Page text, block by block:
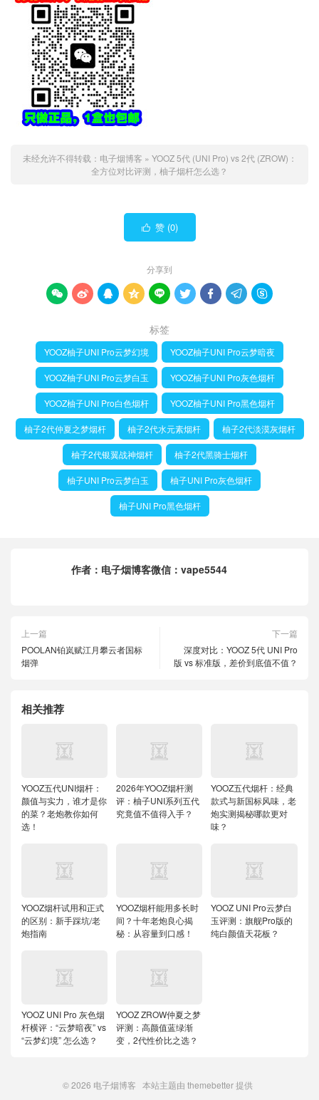
未经允许不得转载： 电子烟博客 » YOOZ 5代 (UNI Pro) vs 2代 (ZROW)：
全方位对比评测，柚子烟杆怎么选？
 赞 (0)
分享到
        
标签
YOOZ柚子UNI Pro云梦幻境 YOOZ柚子UNI Pro云梦暗夜
YOOZ柚子UNI Pro云梦白玉 YOOZ柚子UNI Pro灰色烟杆
YOOZ柚子UNI Pro白色烟杆 YOOZ柚子UNI Pro黑色烟杆
柚子2代仲夏之梦烟杆 柚子2代水元素烟杆 柚子2代淡漠灰烟杆
柚子2代银翼战神烟杆 柚子2代黑骑士烟杆
柚子UNI Pro云梦白玉 柚子UNI Pro灰色烟杆
柚子UNI Pro黑色烟杆
作者： 电子烟博客微信：vape5544
上一篇
POOLAN铂岚赋江月攀云者国标
烟弹
下一篇
深度对比：YOOZ 5代 UNI Pro
版 vs 标准版，差价到底值不值？
相关推荐
YOOZ五代UNI烟杆：
颜值与实力，谁才是你
的菜？老炮教你如何
选！
2026年YOOZ烟杆测
评：柚子UNI系列五代
究竟值不值得入手？
YOOZ五代烟杆：经典
款式与新国标风味，老
炮实测揭秘哪款更对
味？
YOOZ烟杆试用和正式
的区别：新手踩坑/老
炮指南
YOOZ烟杆能用多长时
间？十年老炮良心揭
秘：从容量到口感！
YOOZ UNI Pro云梦白
玉评测：旗舰Pro版的
纯白颜值天花板？
YOOZ UNI Pro 灰色烟
杆横评：“云梦暗夜” vs
“云梦幻境” 怎么选？
YOOZ ZROW仲夏之梦
评测：高颜值蓝绿渐
变，2代性价比之选？
© 2026 电子烟博客 本站主题由 themebetter提供